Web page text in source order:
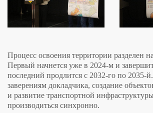
Процесс освоения территории разделен
Первый начнется уже в 2024-м и
последний продлится с 2032-го по 2035-
заверениям докладчика, создание
и развитие транспортной
производиться синхронно.